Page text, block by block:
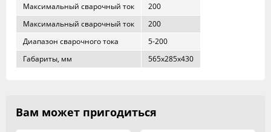
Максимальный сварочный ток
200
Максимальный сварочный ток
200
Диапазон сварочного тока
5-200
Габариты, мм
565x285x430
Вам может пригодиться